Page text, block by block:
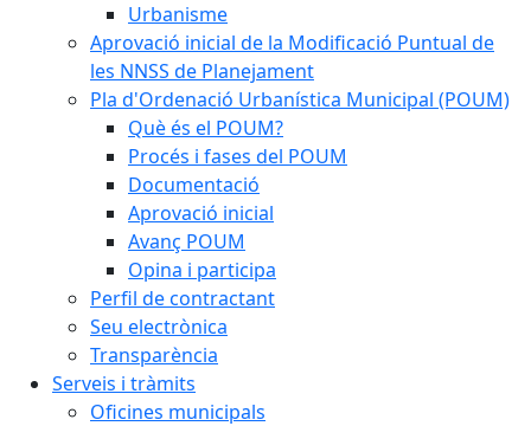
Urbanisme
Aprovació inicial de la Modificació Puntual de
les NNSS de Planejament
Pla d'Ordenació Urbanística Municipal (POUM)
Què és el POUM?
Procés i fases del POUM
Documentació
Aprovació inicial
Avanç POUM
Opina i participa
Perfil de contractant
Seu electrònica
Transparència
Serveis i tràmits
Oficines municipals